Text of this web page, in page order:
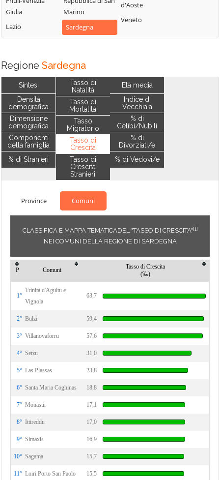
Giulia
Lazio
Marino
Sardegna
d'Aoste
Veneto
Regione Sardegna
Sintesi
Densità
demografica
Dimensione
demografica
Componenti
della famiglia
% di Stranieri
Tasso di
Natalità
Tasso di
Mortalità
Tasso
Migratorio
Tasso di
Crescita
Tasso di
Crescita
Stranieri
Età media
Indice di
Vecchiaia
% di
Celibi/Nubili
% di
Divorziati/e
% di Vedovi/e
Province Comuni
CLASSIFICA E MAPPA TEMATICADEL "TASSO DI CRESCITA"[1]
NEI COMUNI DELLA REGIONE DI SARDEGNA
P Comuni
Tasso di Crescita
(‰)
1°
Trinità d'Agultu e
Vignola
63,7
2° Bulzi 59,4
3° Villanovaforru 57,6
4° Setzu 31,0
5° Las Plassas 23,8
6° Santa Maria Coghinas 18,8
7° Monastir 17,1
8° Ittireddu 17,0
9° Simaxis 16,9
10° Sagama 15,7
11° Loiri Porto San Paolo 15,5